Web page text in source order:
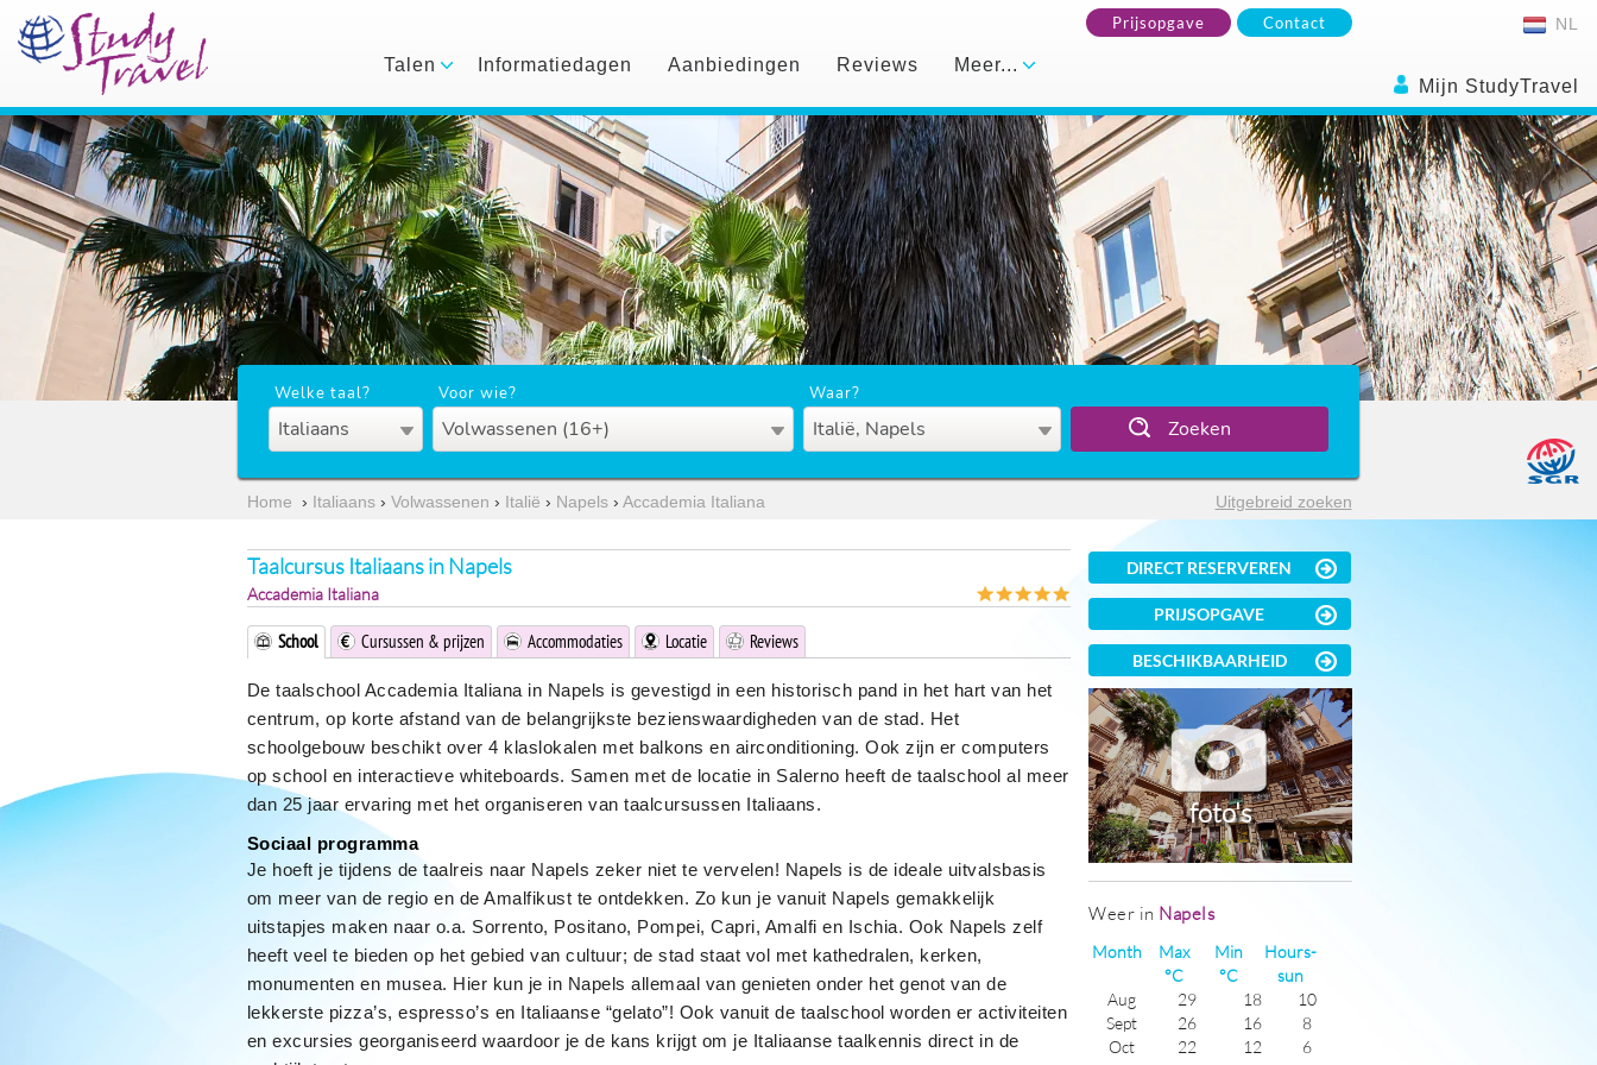
Prijsopgave Contact NL
Mijn StudyTravel
Talen Informatiedagen Aanbiedingen Reviews Meer...
Welke taal?
Italiaans
Voor wie?
Volwassenen (16+)
Waar?
Italië, Napels Zoeken
Home › Italiaans› Volwassenen › Italië › Napels› Accademia Italiana Uitgebreid zoeken
Taalcursus Italiaans in Napels
Accademia Italiana
School Cursussen & prijzen Accommodaties Locatie Reviews
De taalschool Accademia Italiana in Napels is gevestigd in een historisch pand in het hart van het
centrum, op korte afstand van de belangrijkste bezienswaardigheden van de stad. Het
schoolgebouw beschikt over 4 klaslokalen met balkons en airconditioning. Ook zijn er computers
op school en interactieve whiteboards. Samen met de locatie in Salerno heeft de taalschool al meer
dan 25 jaar ervaring met het organiseren van taalcursussen Italiaans.
Sociaal programma
Je hoeft je tijdens de taalreis naar Napels zeker niet te vervelen! Napels is de ideale uitvalsbasis
om meer van de regio en de Amalfikust te ontdekken. Zo kun je vanuit Napels gemakkelijk
uitstapjes maken naar o.a. Sorrento, Positano, Pompei, Capri, Amalfi en Ischia. Ook Napels zelf
heeft veel te bieden op het gebied van cultuur; de stad staat vol met kathedralen, kerken,
monumenten en musea. Hier kun je in Napels allemaal van genieten onder het genot van de
lekkerste pizza’s, espresso’s en Italiaanse “gelato”! Ook vanuit de taalschool worden er activiteiten
en excursies georganiseerd waardoor je de kans krijgt om je Italiaanse taalkennis direct in de
DIRECT RESERVEREN
PRIJSOPGAVE
BESCHIKBAARHEID
foto's
Weer in Napels
Month
Max
°C
Min
°C
Hours-
sun
Aug
29 18
10
Sept
26 16
8
Oct
22 12
6